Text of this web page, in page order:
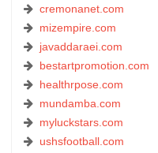
cremonanet.com
mizempire.com
javaddaraei.com
bestartpromotion.com
healthrpose.com
mundamba.com
myluckstars.com
ushsfootball.com